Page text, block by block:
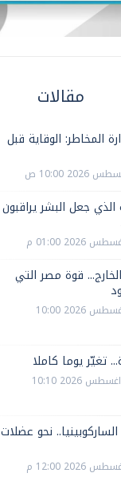
مقالات
المخاطر: الوقاية قبل
جعل البشر يراقبون
قوة مصر التي
الجمعة، 07 اغسطس 2026 10:00
تغيّر يوما كاملا
الخميس، 06 اغسطس 2026 10:10
نحو عضلات